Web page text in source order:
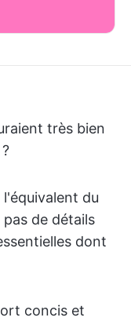
très bien
du
de détails
dont
concis et